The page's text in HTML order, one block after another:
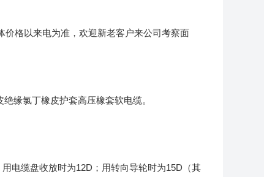
价格以来电为准，欢迎新老客户来公司考察面
缘氯丁橡皮护套高压橡套软电缆。
电缆盘收放时为12D；用转向导轮时为15D（其